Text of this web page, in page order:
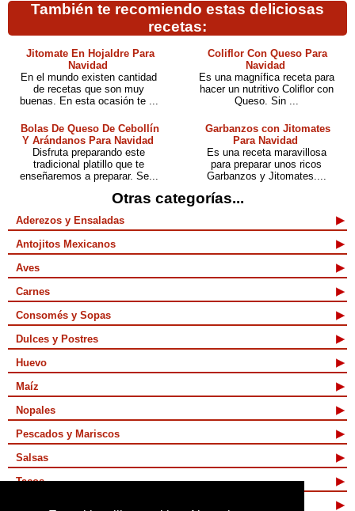
También te recomiendo estas deliciosas
recetas:
Jitomate En Hojaldre Para
Navidad
En el mundo existen cantidad
de recetas que son muy
buenas. En esta ocasión te ...
Coliflor Con Queso Para
Navidad
Es una magnífica receta para
hacer un nutritivo Coliflor con
Queso. Sin ...
Bolas De Queso De Cebollín
Y Arándanos Para Navidad
Disfruta preparando este
tradicional platillo que te
enseñaremos a preparar. Se...
Garbanzos con Jitomates
Para Navidad
Es una receta maravillosa
para preparar unos ricos
Garbanzos y Jitomates....
Otras categorías...
Aderezos y Ensaladas
Antojitos Mexicanos
Aves
Carnes
Consomés y Sopas
Dulces y Postres
Huevo
Maíz
Nopales
Pescados y Mariscos
Salsas
Tacos